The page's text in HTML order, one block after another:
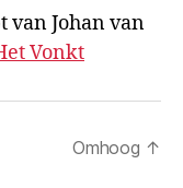
van Johan van
Vonkt
Omhoog ↑